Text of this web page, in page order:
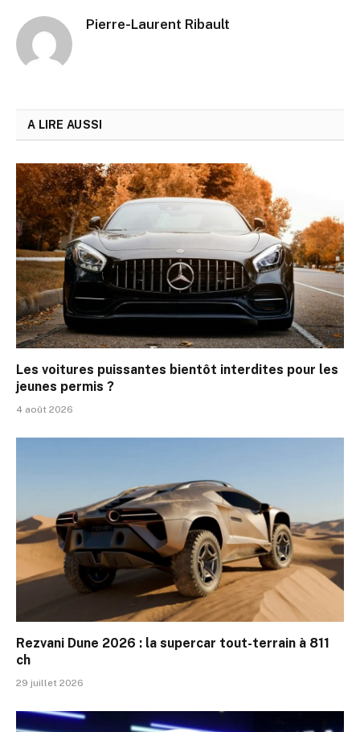
Pierre-Laurent Ribault
A LIRE AUSSI
Les voitures puissantes bientôt interdites pour les
jeunes permis ?
4 août 2026
Rezvani Dune 2026 : la supercar tout-terrain à 811
ch
29 juillet 2026